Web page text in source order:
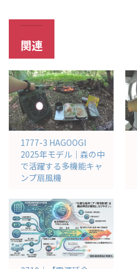
関連
1777-3 HAGOOGI
2025年モデル｜森の中
で活躍する多機能キャ
ンプ扇風機